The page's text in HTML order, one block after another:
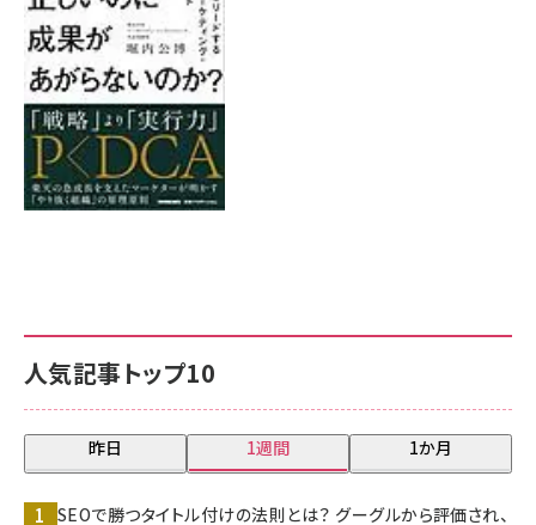
人気記事トップ10
昨日 1週間 1か月
SEOで勝つタイトル付けの法則とは？ グーグルから評価され、
8月7日 10:00